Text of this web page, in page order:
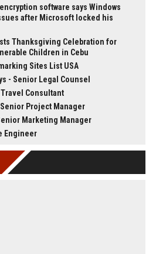
software says Windows
after Microsoft locked his
Thanksgiving Celebration for
Children in Cebu
Sites List USA
- Senior Legal Counsel
Consultant
Project Manager
Marketing Manager
Engineer